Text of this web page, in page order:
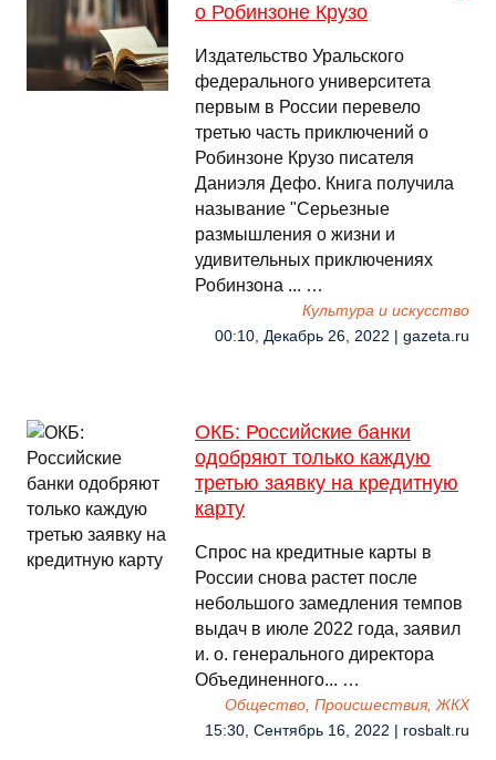
о Робинзоне Крузо
Издательство Уральского
федерального университета
первым в России перевело
третью часть приключений о
Робинзоне Крузо писателя
Даниэля Дефо. Книга получила
называние "Серьезные
размышления о жизни и
удивительных приключениях
Робинзона ... …
Культура и искусство
00:10, Декабрь 26, 2022 | gazeta.ru
ОКБ: Российские банки
одобряют только каждую
третью заявку на кредитную
карту
Спрос на кредитные карты в
России снова растет после
небольшого замедления темпов
выдач в июле 2022 года, заявил
и. о. генерального директора
Объединенного... …
Общество, Происшествия, ЖКХ
15:30, Сентябрь 16, 2022 | rosbalt.ru